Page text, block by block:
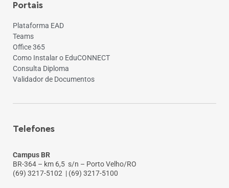
Portais
Plataforma EAD
Teams
Office 365
Como Instalar o EduCONNECT
Consulta Diploma
Validador de Documentos
Telefones
Campus BR
BR-364 – km 6,5 s/n – Porto Velho/RO
(69) 3217-5102 | (69) 3217-5100